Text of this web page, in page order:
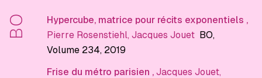
BO Hypercube, matrice pour récits exponentiels ,
Pierre Rosenstiehl, Jacques Jouet BO,
Volume 234, 2019
Frise du métro parisien , Jacques Jouet,